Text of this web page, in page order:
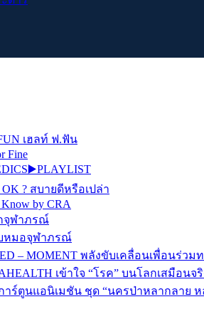
เฮลท์ ฟ.ฟัน
Fine
OK ? สบายดีหรือเปล่า
Know by CRA
จุฬาภรณ์
หมอจุฬาภรณ์
– MOMENT พลังขับเคลื่อนเพื่อนร่วม
เข้าใจ “โรค” บนโลกเสมือนจริ
าร์ตูนแอนิเมชัน ชุด “นครป่าหลากลาย ห